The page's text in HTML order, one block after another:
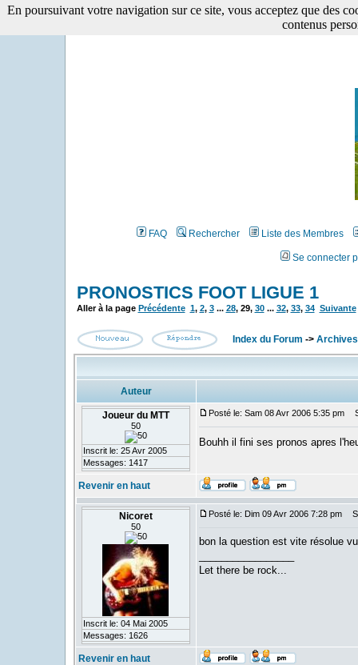
FAQ Rechercher Liste des Membres
Se connecter
PRONOSTICS FOOT LIGUE 1
Aller à la page Précédente 1, 2, 3... 28, 29, 30... 32, 33, 34 Suivante
Index du Forum ->
Auteur
Joueur du MTT
50
Inscrit le: 25 Avr 2005
Messages: 1417
Posté le: Sam 08 Avr 2006 5:35 pm
Bouhh il fini ses pronos apres
Revenir en haut
Nicoret
50
Inscrit le: 04 Mai 2005
Messages: 1626
Posté le: Dim 09 Avr 2006 7:28 pm
bon la question est vite résolue
Let there be rock...
Revenir en haut
En poursuivant votre navigation sur ce site, vous acceptez que des
contenus